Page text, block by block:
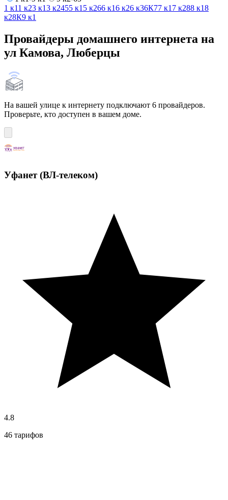
1 к11 к23 к13 к2455 к1 5 к266 к16 к26 к36К77 к1 7 к288 к18
к28К9 к1
Провайдеры домашнего интернета на
ул Камова, Люберцы
На вашей улице к интернету подключают 6 провайдеров.
Проверьте, кто доступен в вашем доме.
Уфанет (ВЛ-телеком)
4.8
46 тарифов